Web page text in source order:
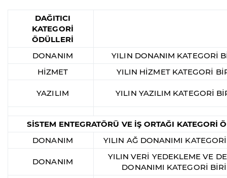
DAĞITICI
KATEGORİ
ÖDÜLLERİ
DONANIM
YILIN DONANIM KATEGORİ
HİZMET
YILIN HİZMET KATEGORİ
YAZILIM YILIN YAZILIM KATEGORİ
SİSTEM ENTEGRATÖRÜ VE İŞ ORTAĞI KATEGORİ
DONANIM
YILIN AĞ DONANIMI
DONANIM
YILIN VERİ YEDEKLEME VE
DONANIMI KATEGORİ